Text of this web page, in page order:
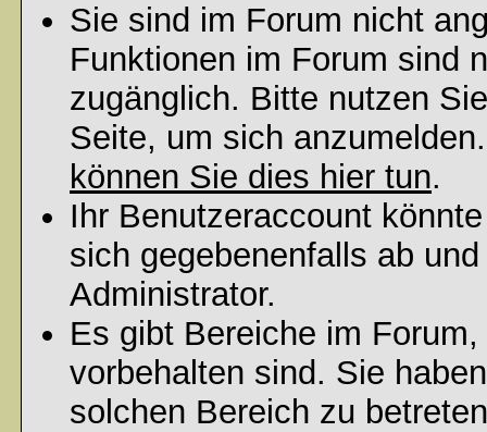
Sie sind im Forum nicht
Funktionen im Forum sind
zugänglich. Bitte nutzen
Seite, um sich
können Sie dies hier tun.
Ihr Benutzeraccount
sich gegebenenfalls ab
Administrator.
Es gibt Bereiche im
vorbehalten sind. Sie
solchen Bereich zu